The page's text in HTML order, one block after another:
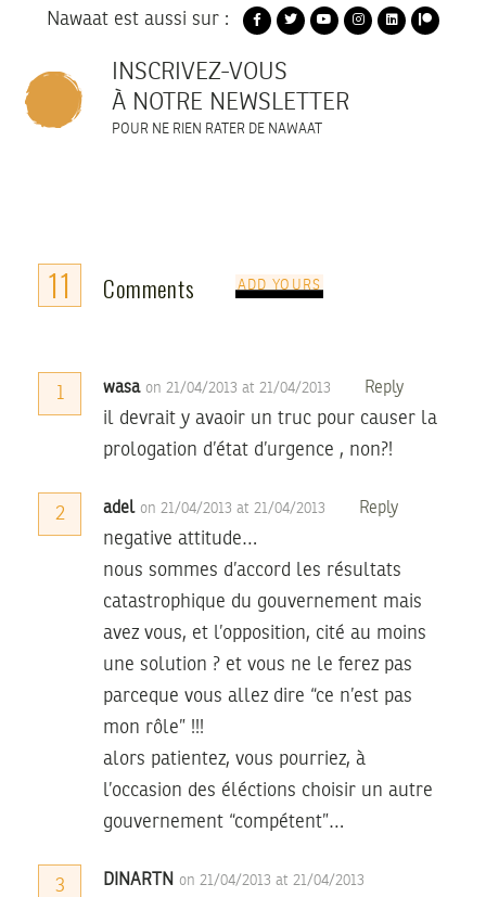
Nawaat est aussi sur :
INSCRIVEZ-VOUS
À NOTRE NEWSLETTER
POUR NE RIEN RATER DE NAWAAT
11 Comments ADD YOURS
1 wasa on 21/04/2013 at 21/04/2013 Reply
il devrait y avaoir un truc pour causer la
prologation d’état d’urgence , non?!
2 adel on 21/04/2013 at 21/04/2013 Reply
negative attitude…
nous sommes d’accord les résultats
catastrophique du gouvernement mais
avez vous, et l’opposition, cité au moins
une solution ? et vous ne le ferez pas
parceque vous allez dire “ce n’est pas
mon rôle” !!!
alors patientez, vous pourriez, à
l’occasion des éléctions choisir un autre
gouvernement “compétent”…
3 DINARTN on 21/04/2013 at 21/04/2013